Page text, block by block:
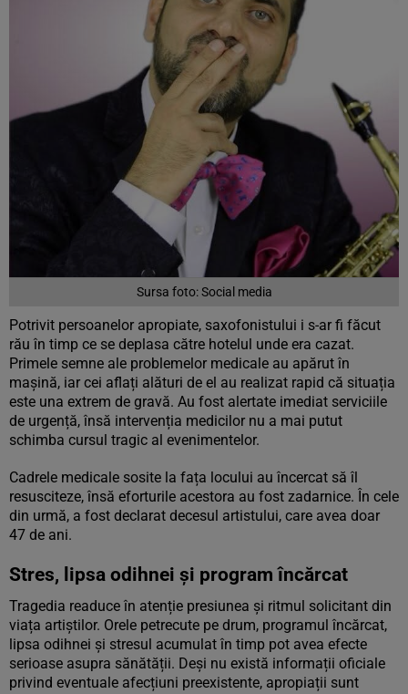
Sursa foto: Social media
Potrivit persoanelor apropiate, saxofonistului i s-ar fi făcut
rău în timp ce se deplasa către hotelul unde era cazat.
Primele semne ale problemelor medicale au apărut în
mașină, iar cei aflați alături de el au realizat rapid că situația
este una extrem de gravă. Au fost alertate imediat serviciile
de urgență, însă intervenția medicilor nu a mai putut
schimba cursul tragic al evenimentelor.
Cadrele medicale sosite la fața locului au încercat să îl
resusciteze, însă eforturile acestora au fost zadarnice. În cele
din urmă, a fost declarat decesul artistului, care avea doar
47 de ani.
Stres, lipsa odihnei și program încărcat
Tragedia readuce în atenție presiunea și ritmul solicitant din
viața artiștilor. Orele petrecute pe drum, programul încărcat,
lipsa odihnei și stresul acumulat în timp pot avea efecte
serioase asupra sănătății. Deși nu există informații oficiale
privind eventuale afecțiuni preexistente, apropiații sunt